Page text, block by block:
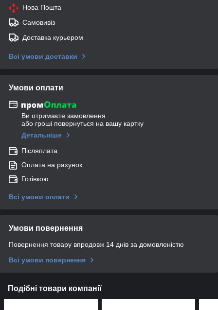
Нова Пошта
Самовивіз
Доставка курьером
Всі умови доставки
Умови оплати
Ви отримаєте замовлення
або гроші повернуться на вашу картку
Детальніше
Післяплата
Оплата на рахунок
Готівкою
Всі умови оплати
Умови повернення
Повернення товару впродовж 14 днів за домовленістю
Всі умови повернення
Подібні товари компанії